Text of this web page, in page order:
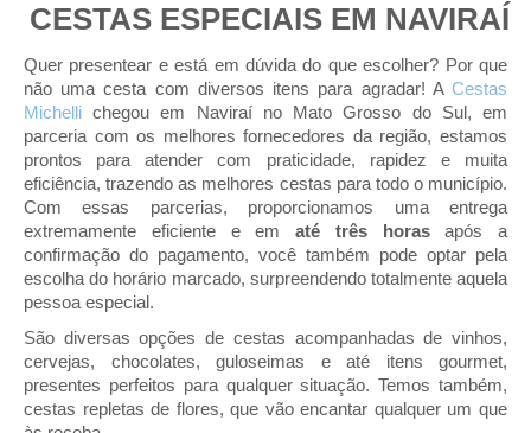
CESTAS ESPECIAIS EM NAVIRAÍ
Quer presentear e está em dúvida do que escolher? Por que
não uma cesta com diversos itens para agradar! A Cestas
Michelli chegou em Naviraí no Mato Grosso do Sul, em
parceria com os melhores fornecedores da região, estamos
prontos para atender com praticidade, rapidez e muita
eficiência, trazendo as melhores cestas para todo o município.
Com essas parcerias, proporcionamos uma entrega
extremamente eficiente e em até três horasapós a
confirmação do pagamento, você também pode optar pela
escolha do horário marcado, surpreendendo totalmente aquela
pessoa especial.
São diversas opções de cestas acompanhadas de vinhos,
cervejas, chocolates, guloseimas e até itens gourmet,
presentes perfeitos para qualquer situação. Temos também,
cestas repletas de flores, que vão encantar qualquer um que